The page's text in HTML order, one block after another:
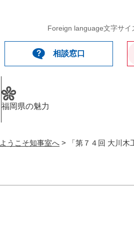
Foreign language文字サイ
相談窓口
福岡県の魅力
ようこそ知事室へ >
「第７４回 大川